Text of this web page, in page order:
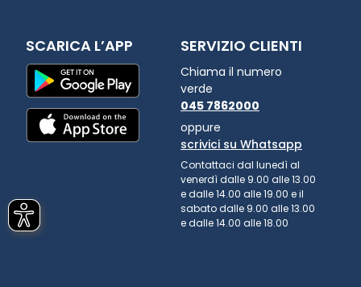
SCARICA L’APP SERVIZIO CLIENTI
Chiama il numero
verde
045 7862000
oppure
scrivici su Whatsapp
Contattaci dal lunedì al
venerdì dalle 9.00 alle 13.00
e dalle 14.00 alle 19.00 e il
sabato dalle 9.00 alle 13.00
e dalle 14.00 alle 18.00